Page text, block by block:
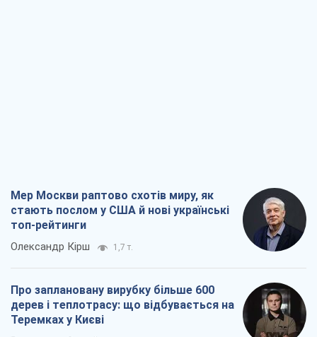
Мер Москви раптово схотів миру, як
стають послом у США й нові українські
топ-рейтинги
Олександр Кірш 1,7 т.
Про заплановану вирубку більше 600
дерев і теплотрасу: що відбувається на
Теремках у Києві